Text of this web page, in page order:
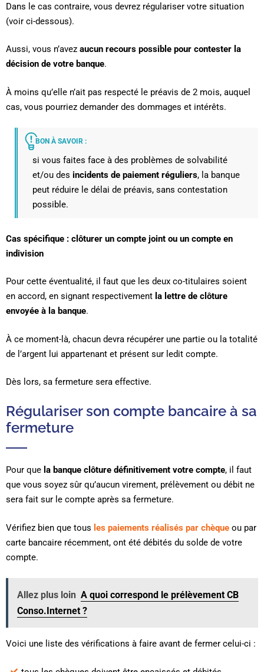
Dans le cas contraire, vous devrez régulariser votre situation
(voir ci-dessous).
Aussi, vous n’avez aucun recours possible pour contester la
décision de votre banque.
À moins qu’elle n’ait pas respecté le préavis de 2 mois, auquel
cas, vous pourriez demander des dommages et intérêts.
BON À SAVOIR :
si vous faites face à des problèmes de solvabilité
et/ou des incidents de paiement réguliers, la banque
peut réduire le délai de préavis, sans contestation
possible.
Cas spécifique : clôturer un compte joint ou un compte en
indivision
Pour cette éventualité, il faut que les deux co-titulaires soient
en accord, en signant respectivement la lettre de clôture
envoyée à la banque.
À ce moment-là, chacun devra récupérer une partie ou la totalité
de l’argent lui appartenant et présent sur ledit compte.
Dès lors, sa fermeture sera effective.
Régulariser son compte bancaire à sa
fermeture
Pour que la banque clôture définitivement votre compte, il faut
que vous soyez sûr qu’aucun virement, prélèvement ou débit ne
sera fait sur le compte après sa fermeture.
Vérifiez bien que tous les paiements réalisés par chèque ou par
carte bancaire récemment, ont été débités du solde de votre
compte.
Allez plus loin A quoi correspond le prélèvement CB
Conso.Internet ?
Voici une liste des vérifications à faire avant de fermer celui-ci :